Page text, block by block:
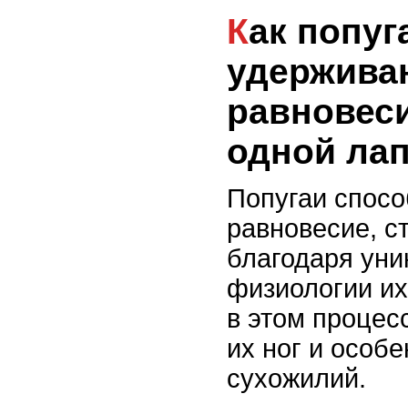
Как попугаи
одной
Попугаи
равновесие,
благодаря
физиологии
в этом
их ног и
сухожилий.